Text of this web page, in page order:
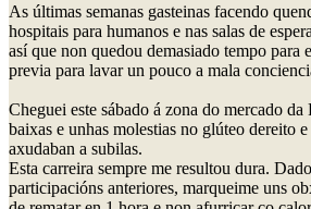
As últimas semanas gasteinas facendo
hospitais para humanos e nas salas de
así que non quedou demasiado tempo para
previa para lavar un pouco a mala
Cheguei este sábado á zona do mercado
baixas e unhas molestias no glúteo dereito
axudaban a subilas.
Esta carreira sempre me resultou dura.
participacións anteriores, marqueime uns